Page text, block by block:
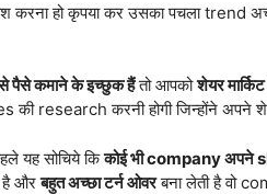
करना हो कृपया कर उसका पचला trend
से पैसे कमाने के इच्छुक हैंतो आपकोशेयर
की research करनी होगी जिन्होंने अपने
यह सोचिये किकोई भी company अपने
है औरबहुत अच्छा टर्न ओवरबना लेती है वो